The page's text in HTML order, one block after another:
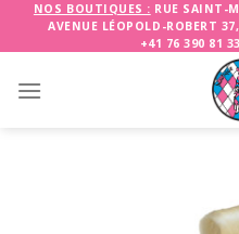
NOS BOUTIQUES : RUE SAINT-
AVENUE LÉOPOLD-ROBERT
+41 76 390 81 33